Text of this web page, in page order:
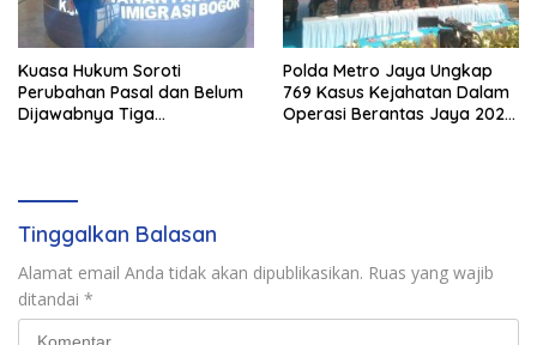
Kuasa Hukum Soroti
Perubahan Pasal dan Belum
Dijawabnya Tiga
Polda Metro Jaya Ungkap
769 Kasus Kejahatan Dalam
Operasi Berantas Jaya 2026,
Tinggalkan Balasan
Alamat email Anda tidak akan dipublikasikan. Ruas yang wajib
ditandai *